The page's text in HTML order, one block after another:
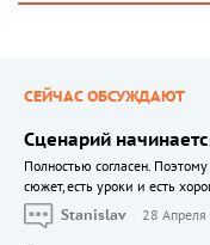
СЕЙЧАС ОБСУЖДАЮТ
Сценарий
Полностью согласен.
сюжет, есть уроки и есть
Stanislav
28